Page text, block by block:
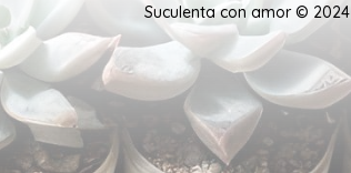
Suculenta con amor © 2024